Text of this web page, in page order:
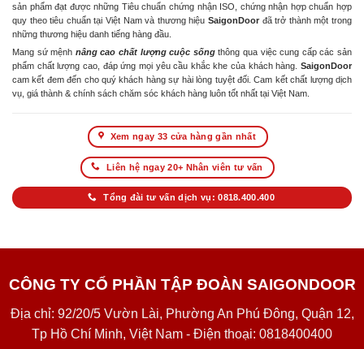
sản phẩm đạt được những Tiêu chuẩn chứng nhận ISO, chứng nhận hợp chuẩn hợp
quy theo tiêu chuẩn tại Việt Nam và thương hiệu SaigonDoor đã trở thành một trong
những thương hiệu danh tiếng hàng đầu.
Mang sứ mệnh nâng cao chất lượng cuộc sốngthông qua việc cung cấp các sản
phẩm chất lượng cao, đáp ứng mọi yêu cầu khắc khe của khách hàng. SaigonDoor
cam kết đem đến cho quý khách hàng sự hài lòng tuyệt đối. Cam kết chất lượng dịch
vụ, giá thành & chính sách chăm sóc khách hàng luôn tốt nhất tại Việt Nam.
Xem ngay 33 cửa hàng gần nhất
Liên hệ ngay 20+ Nhân viên tư vấn
Tổng đài tư vấn dịch vụ: 0818.400.400
CÔNG TY CỔ PHẦN TẬP ĐOÀN SAIGONDOOR
Địa chỉ: 92/20/5 Vườn Lài, Phường An Phú Đông, Quận 12,
Tp Hồ Chí Minh, Việt Nam - Điện thoại: 0818400400